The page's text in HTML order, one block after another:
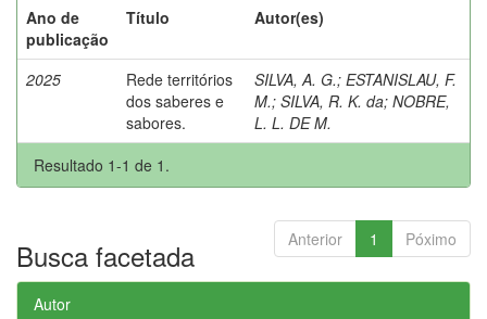
Ano de
publicação
Título Autor(es)
2025
Rede territórios
dos saberes e
sabores.
SILVA, A. G.; ESTANISLAU, F.
M.; SILVA, R. K. da; NOBRE,
L. L. DE M.
Resultado 1-1 de 1.
Anterior 1 Póximo
Busca facetada
Autor